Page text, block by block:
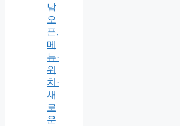
남
오
픈,
메
뉴·
위
치·
새
로
운